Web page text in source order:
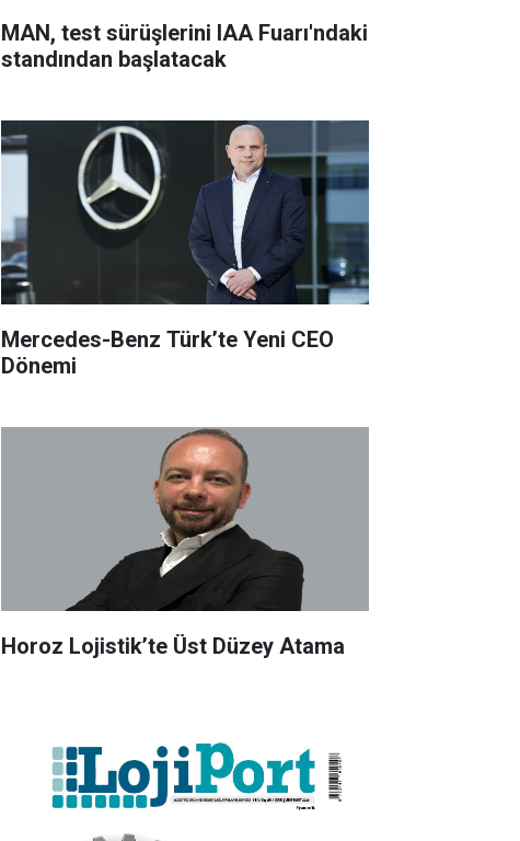
MAN, test sürüşlerini IAA Fuarı'ndaki
standından başlatacak
Mercedes-Benz Türk’te Yeni CEO
Dönemi
Horoz Lojistik’te Üst Düzey Atama